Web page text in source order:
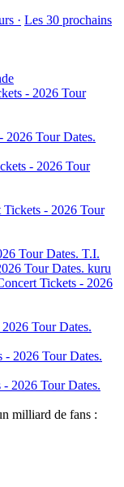
· Les 30 prochains
T.I.
kuru
milliard de fans :